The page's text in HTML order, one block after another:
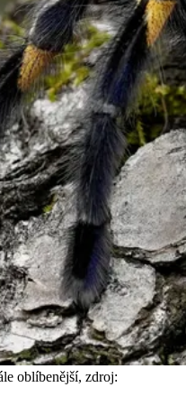
oblíbenější, zdroj: